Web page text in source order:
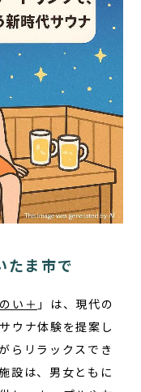
たま市で
い＋ 」は、現代の
ウナ体験を提案し
らリラックスでき
設は、男女ともに